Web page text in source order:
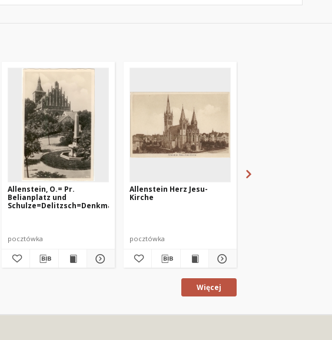
Allenstein, O.= Pr.
Belianplatz und
Schulze=Delitzsch=Denkmal
pocztówka
Allenstein Herz Jesu-
Kirche
pocztówka
Więcej